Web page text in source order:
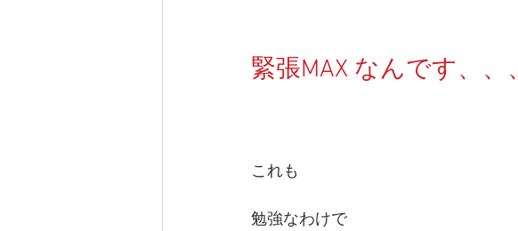
緊張MAX なんです、、、
これも
勉強なわけで